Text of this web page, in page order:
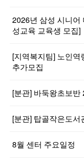
2026년 삼성 시니어
성교육 교육생 모집]
[지역복지팀] 노인
추가모집
[분관] 바둑왕초보반
[분관] 탑골작은도서
8월 센터 주요일정